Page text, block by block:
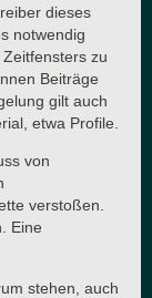
dieses
notwendig
zu
Beiträge
gilt auch
etwa Profile.
von
verstoßen.
Eine
stehen, auch